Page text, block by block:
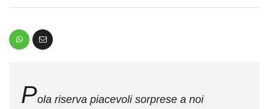
Pola riserva piacevoli sorprese a noi